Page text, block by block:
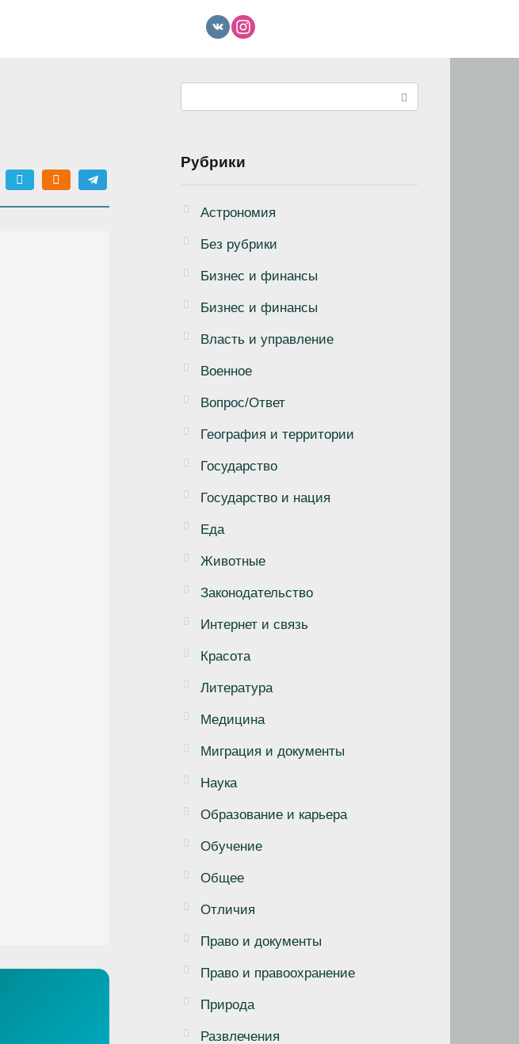
Рубрики
Астрономия
Без рубрики
Бизнеc и финансы
Бизнес и финансы
Власть и управление
Военное
Вопрос/Ответ
География и территории
Государство
Государство и нация
Еда
Животные
Законодательство
Интернет и связь
Красота
Литература
Медицина
Миграция и документы
Наука
Образование и карьера
Обучение
Общее
Отличия
Право и документы
Право и правоохранение
Природа
Развлечения